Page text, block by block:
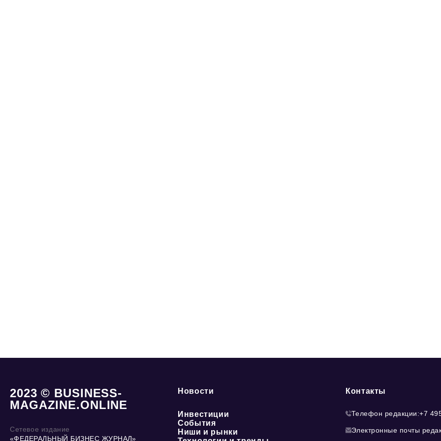
2023 © BUSINESS-
MAGAZINE.ONLINE
Сетевое издание
«ФЕДЕРАЛЬНЫЙ БИЗНЕС ЖУРНАЛ»
Новости
Инвестиции
События
Ниши и рынки
Контакты
Телефон редакции:+7
Электронные почты